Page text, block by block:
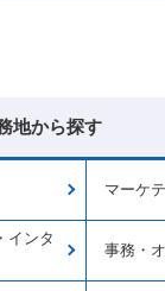
地から探す
マーケ
インタ
事務・